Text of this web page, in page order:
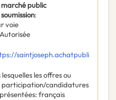
public
:
voie
Autorisée
saintjoseph.achatpubli
les offres ou
participation/candidatures
: français